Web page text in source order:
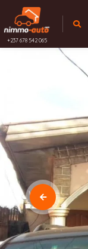
+237 678 542 065